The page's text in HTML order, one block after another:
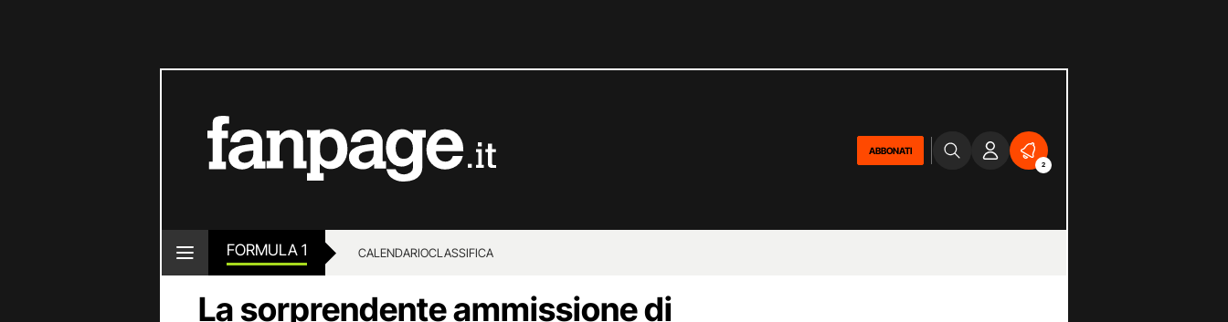
ABBONATI
2
FORMULA 1 CALENDARIOCLASSIFICA
La sorprendente ammissione di